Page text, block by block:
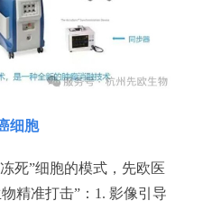
细胞
死”细胞的模式，先欧医
精准打击”：1. 影像引导